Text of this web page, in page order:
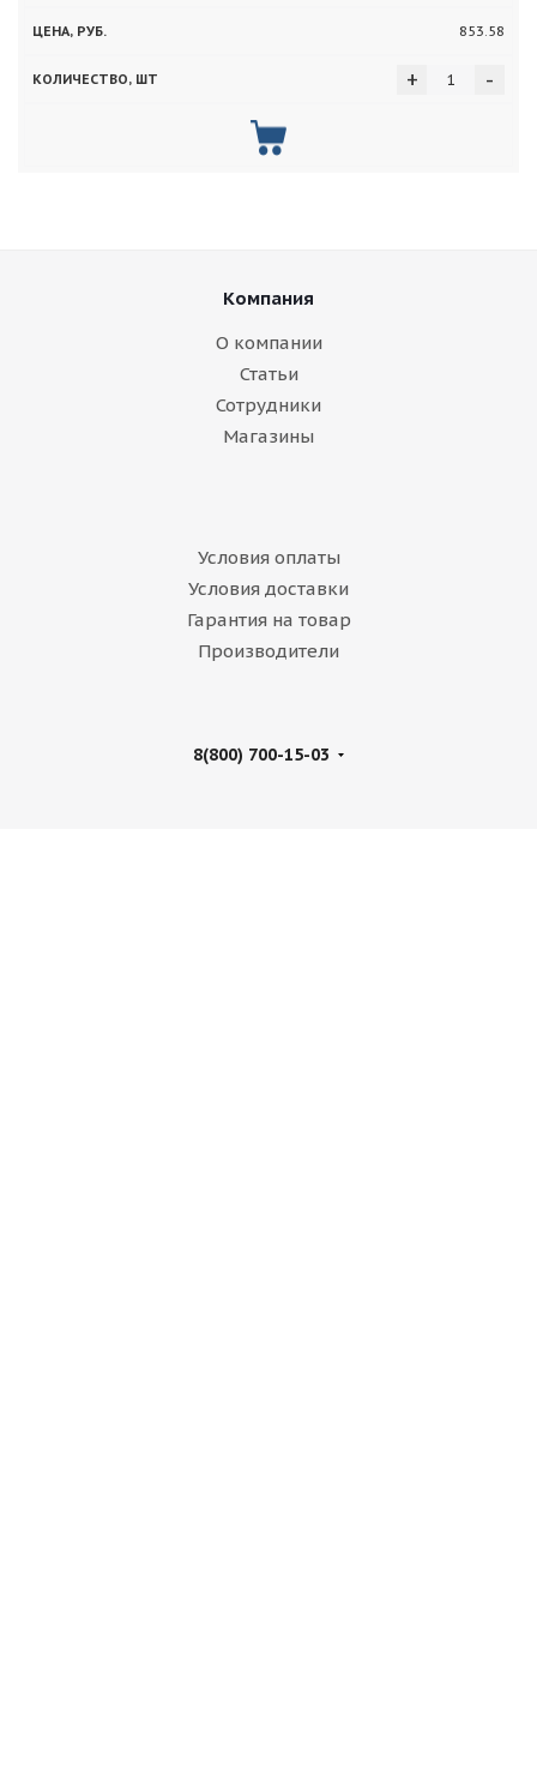
853.58
-
+
Компания
О компании
Статьи
Сотрудники
Магазины
Условия оплаты
Условия доставки
Гарантия на товар
Производители
8(800) 700-15-03